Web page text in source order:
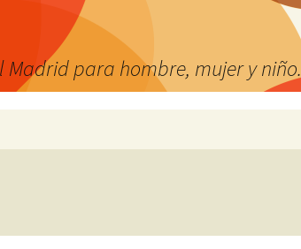
Madrid para hombre, mujer y niño.